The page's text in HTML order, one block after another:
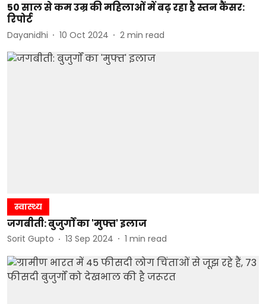
50 साल से कम उम्र की महिलाओं में बढ़ रहा है स्तन कैंसर:
रिपोर्ट
Dayanidhi 10 Oct 2024 2 min read
स्वास्थ्य
जगबीती: बुजुर्गों का 'मुफ्त' इलाज
Sorit Gupto 13 Sep 2024 1 min read